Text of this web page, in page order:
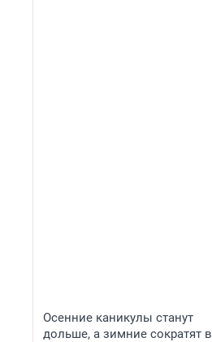
Осенние каникулы станут
дольше, а зимние сократят в